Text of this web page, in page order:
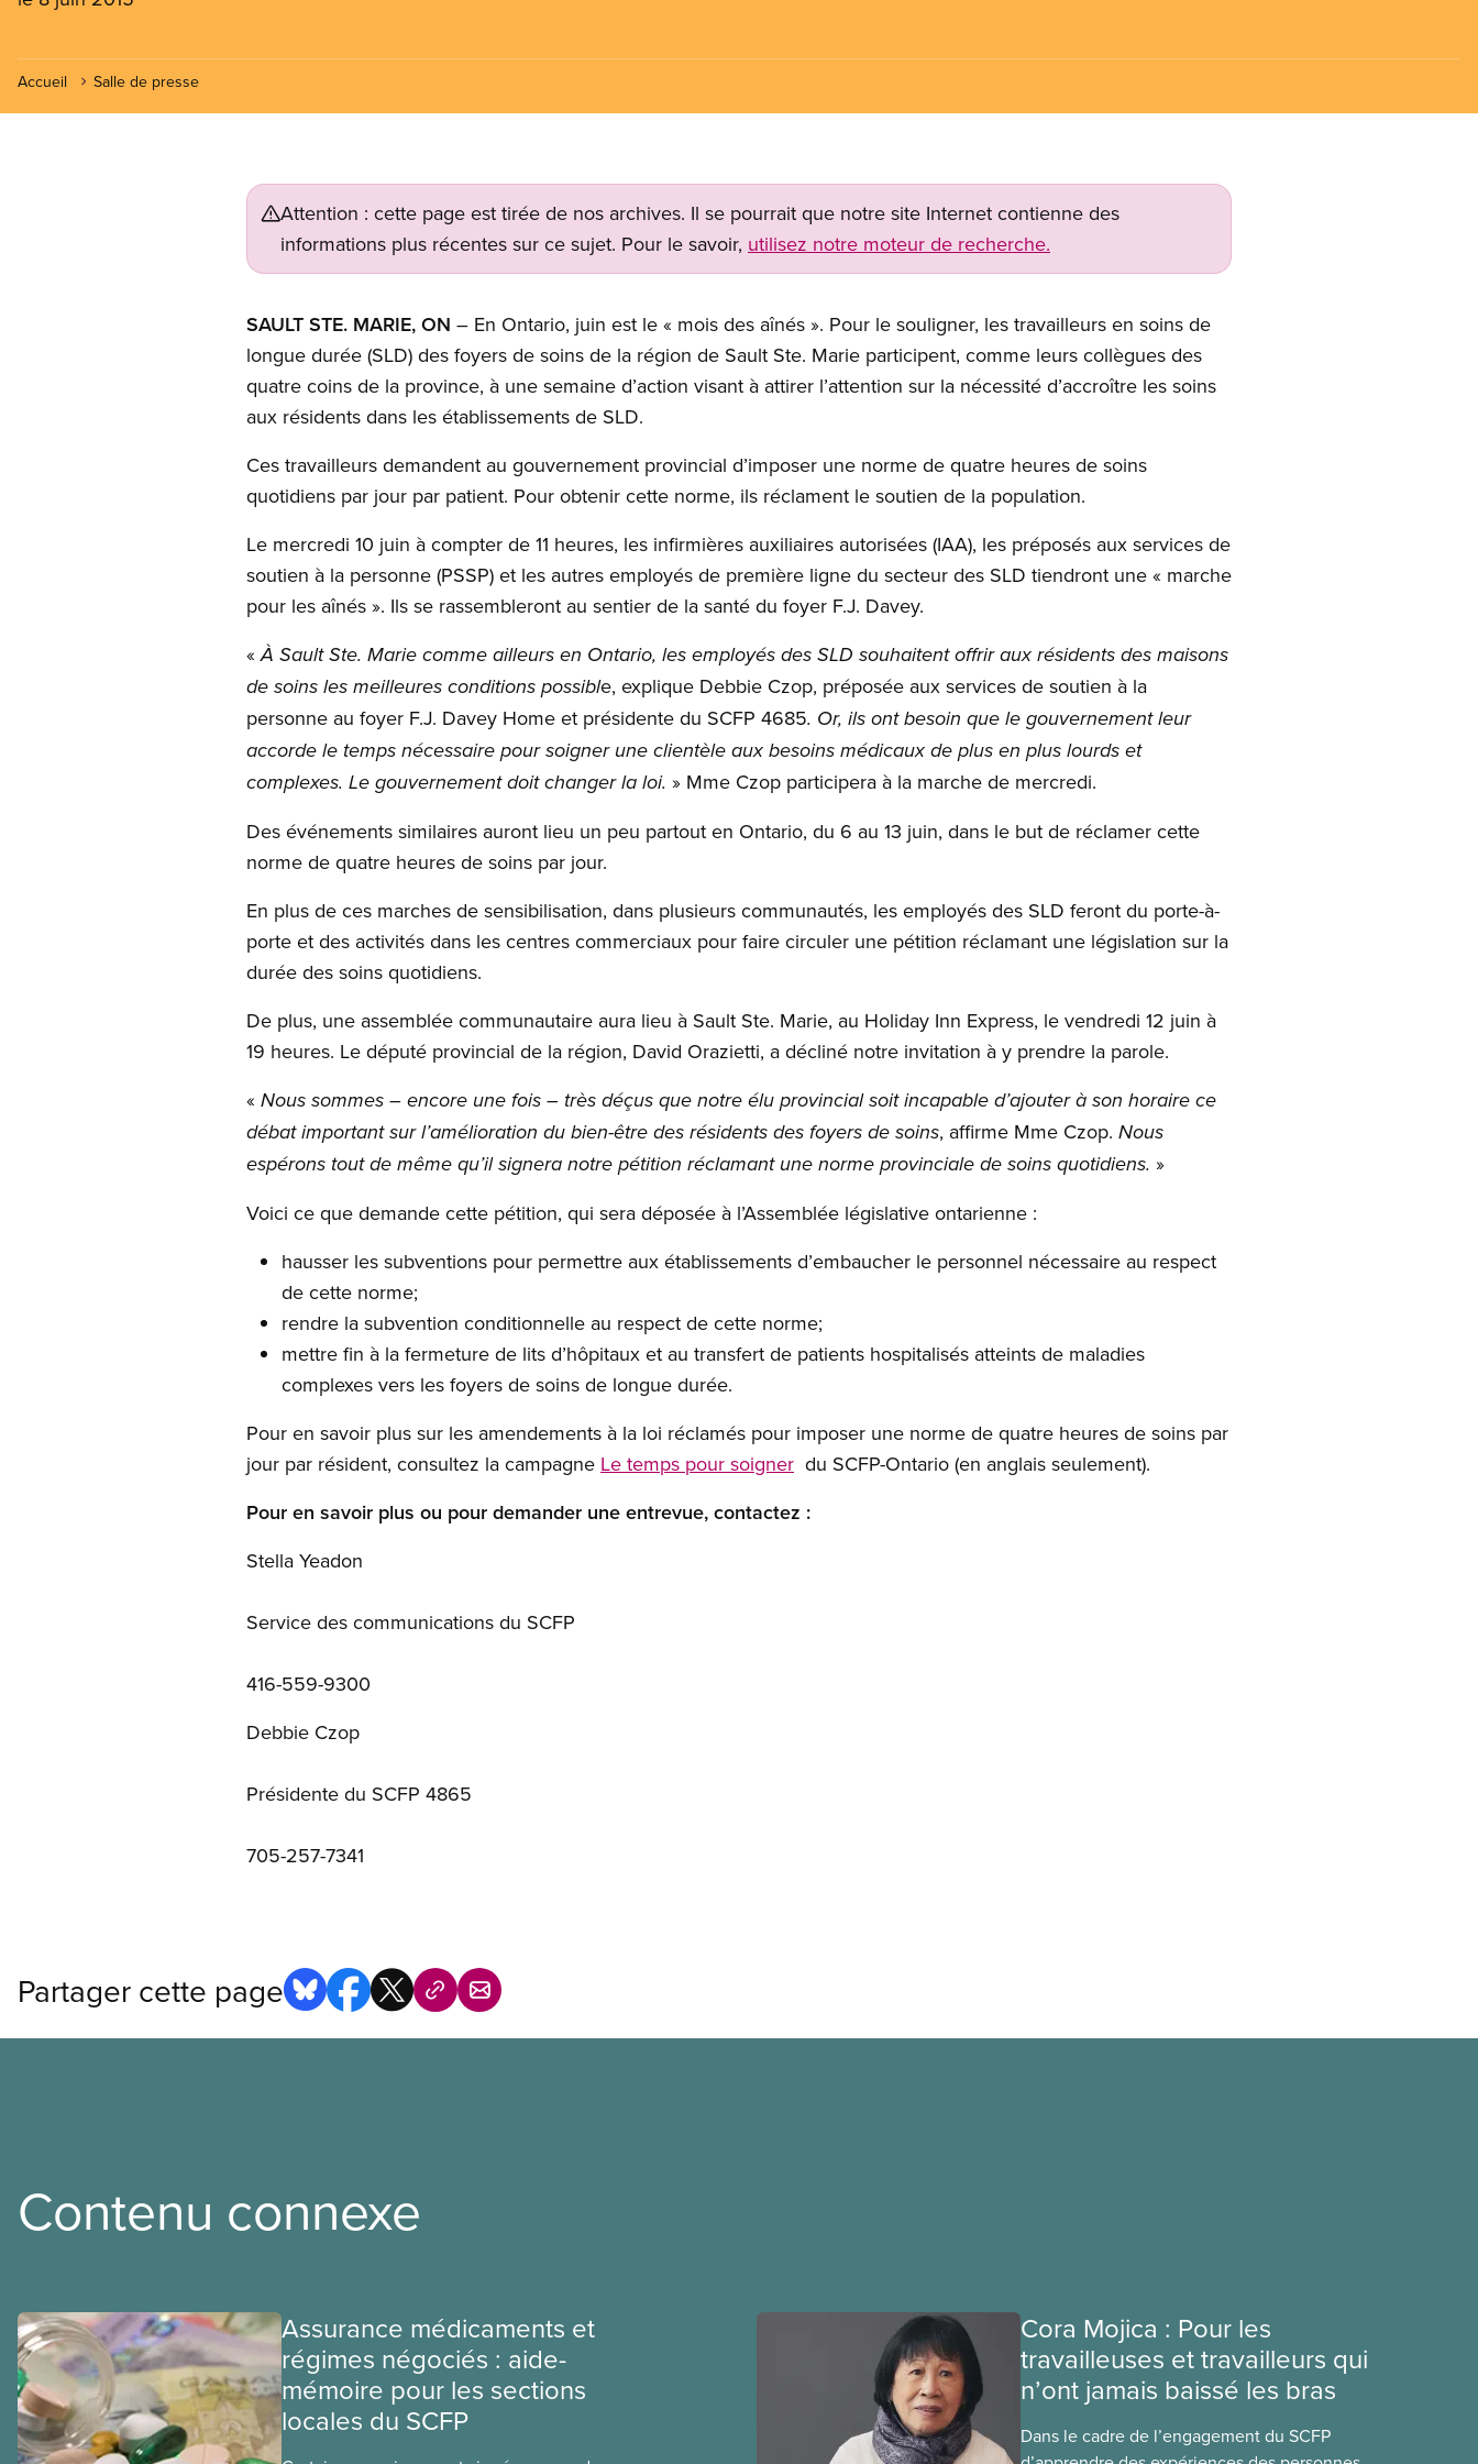
Accueil Salle de presse
Attention : cette page est tirée de nos archives. Il se pourrait que notre site Internet contienne des
informations plus récentes sur ce sujet. Pour le savoir, utilisez notre moteur de recherche.
SAULT STE. MARIE, ON – En Ontario, juin est le « mois des aînés ». Pour le souligner, les travailleurs en soins de
longue durée (SLD) des foyers de soins de la région de Sault Ste. Marie participent, comme leurs collègues des
quatre coins de la province, à une semaine d’action visant à attirer l’attention sur la nécessité d’accroître les soins
aux résidents dans les établissements de SLD.
Ces travailleurs demandent au gouvernement provincial d’imposer une norme de quatre heures de soins
quotidiens par jour par patient. Pour obtenir cette norme, ils réclament le soutien de la population.
Le mercredi 10 juin à compter de 11 heures, les infirmières auxiliaires autorisées (IAA), les préposés aux services de
soutien à la personne (PSSP) et les autres employés de première ligne du secteur des SLD tiendront une « marche
pour les aînés ». Ils se rassembleront au sentier de la santé du foyer F.J. Davey.
«À Sault Ste. Marie comme ailleurs en Ontario, les employés des SLD souhaitent offrir aux résidents des maisons
de soins les meilleures conditions possible, explique Debbie Czop, préposée aux services de soutien à la
personne au foyer F.J. Davey Home et présidente du SCFP 4685. Or, ils ont besoin que le gouvernement leur
accorde le temps nécessaire pour soigner une clientèle aux besoins médicaux de plus en plus lourds et
complexes. Le gouvernement doit changer la loi. » Mme Czop participera à la marche de mercredi.
Des événements similaires auront lieu un peu partout en Ontario, du 6 au 13 juin, dans le but de réclamer cette
norme de quatre heures de soins par jour.
En plus de ces marches de sensibilisation, dans plusieurs communautés, les employés des SLD feront du porte-à-
porte et des activités dans les centres commerciaux pour faire circuler une pétition réclamant une législation sur la
durée des soins quotidiens.
De plus, une assemblée communautaire aura lieu à Sault Ste. Marie, au Holiday Inn Express, le vendredi 12 juin à
19 heures. Le député provincial de la région, David Orazietti, a décliné notre invitation à y prendre la parole.
« Nous sommes – encore une fois – très déçus que notre élu provincial soit incapable d’ajouter à son horaire ce
débat important sur l’amélioration du bien-être des résidents des foyers de soins, affirme Mme Czop. Nous
espérons tout de même qu’il signera notre pétition réclamant une norme provinciale de soins quotidiens. »
Voici ce que demande cette pétition, qui sera déposée à l’Assemblée législative ontarienne :
hausser les subventions pour permettre aux établissements d’embaucher le personnel nécessaire au respect
de cette norme;
rendre la subvention conditionnelle au respect de cette norme;
mettre fin à la fermeture de lits d’hôpitaux et au transfert de patients hospitalisés atteints de maladies
complexes vers les foyers de soins de longue durée.
Pour en savoir plus sur les amendements à la loi réclamés pour imposer une norme de quatre heures de soins par
jour par résident, consultez la campagne Le temps pour soigner du SCFP-Ontario (en anglais seulement).
Pour en savoir plus ou pour demander une entrevue, contactez :
Stella Yeadon
Service des communications du SCFP
416-559-9300
Debbie Czop
Présidente du SCFP 4865
705-257-7341
Partager cette page
Contenu connexe
Assurance médicaments et
régimes négociés : aide-
mémoire pour les sections
locales du SCFP
Cora Mojica : Pour les
travailleuses et travailleurs qui
n’ont jamais baissé les bras
Dans le cadre de l’engagement du SCFP